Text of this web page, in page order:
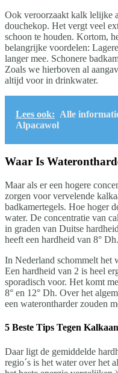
Ook veroorzaakt kalk lelijke
douchekop. Het vergt veel
schoon te houden. Kortom,
belangrijke voordelen:
langer mee. Schonere
Zoals we hierboven al
altijd voor in drinkwater.
Lees ook: Alle
Alpacawol
Waar Is
Maar als er een hogere
zorgen voor vervelende
badkamertegels. Hoe hoger
water. De concentratie van
in graden van Duitse
heeft een hardheid van 8° Dh.
In Nederland schommelt het
Een hardheid van 2 is heel
sporadisch voor. Het komt
8° en 12° Dh. Over het
een waterontharder zouden
5 Beste Tips Tegen
Daar ligt de gemiddelde
regio´s is het water over het